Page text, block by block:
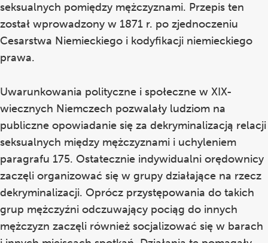
seksualnych pomiędzy mężczyznami. Przepis ten
został wprowadzony w 1871 r. po zjednoczeniu
Cesarstwa Niemieckiego i kodyfikacji niemieckiego
prawa.
Uwarunkowania polityczne i społeczne w XIX-
wiecznych Niemczech pozwalały ludziom na
publiczne opowiadanie się za dekryminalizacją relacji
seksualnych między mężczyznami i uchyleniem
paragrafu 175. Ostatecznie indywidualni orędownicy
zaczęli organizować się w grupy działające na rzecz
dekryminalizacji. Oprócz przystępowania do takich
grup mężczyźni odczuwający pociąg do innych
mężczyzn zaczęli również socjalizować się w barach